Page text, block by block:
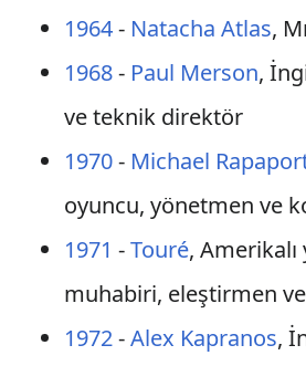
1964- Natacha Atlas,
1968- Paul Merson,
ve teknik direktör
1970- Michael
oyuncu, yönetmen ve
1971 -Touré, Amerikalı
muhabiri, eleştirmen
1972-Alex Kapranos,